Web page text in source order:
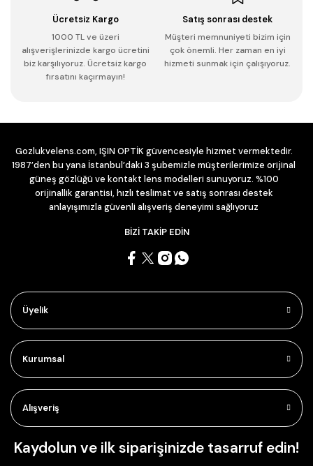
Ücretsiz Kargo
1000 TL ve üzeri
alışverişlerinizde kargo ücretini
biz karşılıyoruz. Ücretsiz kargo
fırsatını kaçırmayın!
Satış sonrası destek
Müşteri memnuniyeti bizim için
çok önemli. Her zaman en iyi
hizmeti sunmak için çalışıyoruz.
Gozlukvelens.com, IŞIN OPTİK güvencesiyle hizmet vermektedir.
1987’den bu yana İstanbul’daki 3 şubemizle müşterilerimize orijinal
güneş gözlüğü ve kontakt lens modelleri sunuyoruz. %100
orijinallik garantisi, hızlı teslimat ve satış sonrası destek
anlayışımızla güvenli alışveriş deneyimi sağlıyoruz
BİZİ TAKİP EDİN
Üyelik
Kurumsal
Alışveriş
Kaydolun ve ilk siparişinizde tasarruf edin!